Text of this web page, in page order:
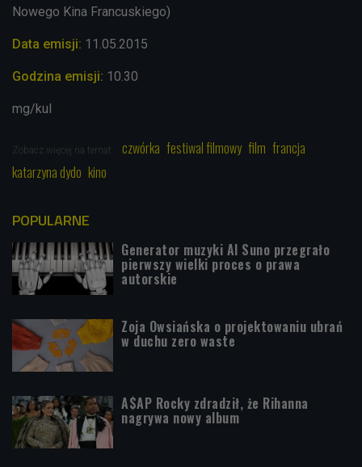
Nowego Kina Francuskiego)
Data emisji: 11.05.2015
Godzina emisji: 10.30
mg/kul
Zobacz więcej na temat: czwórka festiwal filmowy film francja
katarzyna dydo kino
POPULARNE
Generator muzyki AI Suno przegrało
pierwszy wielki proces o prawa
autorskie
Zoja Owsiańska o projektowaniu ubrań
w duchu zero waste
A$AP Rocky zdradził, że Rihanna
nagrywa nowy album